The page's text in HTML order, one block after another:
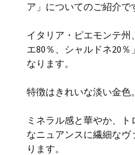
ア」についてのご紹介で
イタリア・ピエモンテ
エ80％、シャルドネ20
なります。
特徴はきれいな淡い金色。
ミネラル感と華やか、
なニュアンスに繊細な
ります。